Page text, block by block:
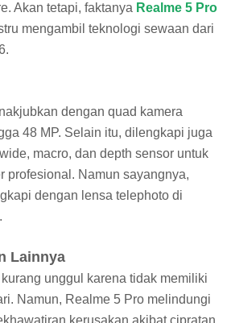
Akan tetapi, faktanya Realme 5 Pro
mengambil teknologi sewaan dari
dengan quad kamera
48 MP. Selain itu, dilengkapi juga
macro, dan depth sensor untuk
profesional. Namun sayangnya,
dengan lensa telephoto di
Lainnya
unggul karena tidak memiliki
Namun, Realme 5 Pro melindungi